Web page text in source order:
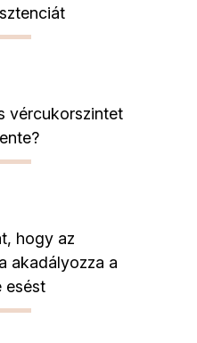
vércukorszintet
hogy az
akadályozza a
esést